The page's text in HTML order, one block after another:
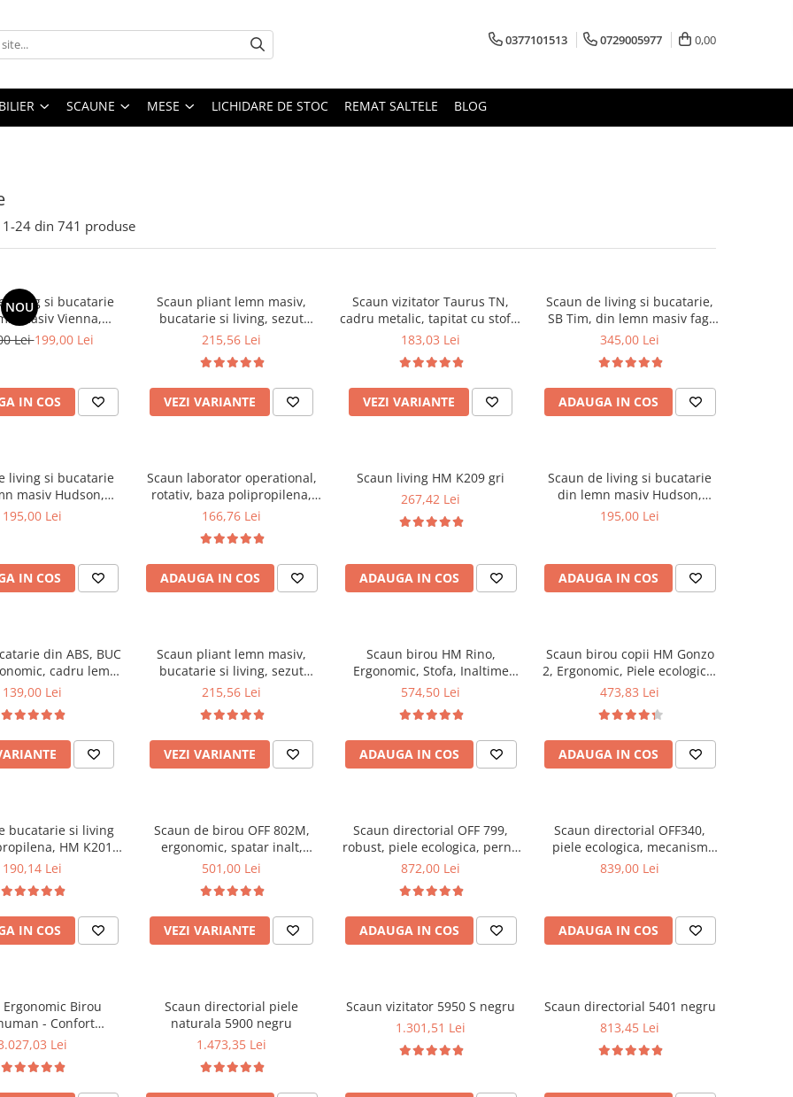
0377101513 0729005977 0,00
SCAUNE MESE LICHIDARE DE STOC REMAT SALTELE BLOG
1-24 din 741 produse
NOU
living si bucatarie
masiv Vienna,
stofa,100 kg,
Lei199,00 Lei
IN COS
Scaun pliant lemn masiv,
bucatarie si living, sezut
tapitat cu piele ecologica, 100
215,56 Lei
VEZI VARIANTE
Scaun vizitator Taurus TN,
cadru metalic, tapitat cu stofa,
stivuibil, 120 kg, negru
183,03 Lei
VEZI VARIANTE
Scaun de living si bucatarie,
SB Tim, din lemn masiv fag,
tapiterie stofa, lacuit, 120 kg,
345,00 Lei
ADAUGA IN COS
living si bucatarie
masiv Hudson,
stofa,100 kg,
195,00 Lei
IN COS
Scaun laborator operational,
rotativ, baza polipropilena,
piele ecologica, inaltime
166,76 Lei
ADAUGA IN COS
Scaun living HM K209 gri
267,42 Lei
ADAUGA IN COS
Scaun de living si bucatarie
din lemn masiv Hudson,
tapiterie stofa,100 kg,
195,00 Lei
ADAUGA IN COS
din ABS, BUC
cadru lemn,
100 kg
139,00 Lei
Scaun pliant lemn masiv,
bucatarie si living, sezut
tapitat cu piele ecologica, 100
215,56 Lei
VEZI VARIANTE
Scaun birou HM Rino,
Ergonomic, Stofa, Inaltime
reglabila, Mecanism
cm, Gri
574,50 Lei
ADAUGA IN COS
Scaun birou copii HM Gonzo
2, Ergonomic, Piele ecologica,
Inaltime ajustabila, Mecanism
473,83 Lei
ADAUGA IN COS
bucatarie si living
HM K201,
baza lemn masiv,
100 kg, alb
190,14 Lei
IN COS
Scaun de birou OFF 802M,
ergonomic, spatar inalt,
mecanism balans, roti
501,00 Lei
VEZI VARIANTE
Scaun directorial OFF 799,
robust, piele ecologica, perne
duble, baza cromata,
872,00 Lei
ADAUGA IN COS
Scaun directorial OFF340,
piele ecologica, mecanism
balans, robust, rabatabil 180
839,00 Lei
ADAUGA IN COS
Ergonomic Birou
- Confort
Reglaje Inteligente
la Birou
Lei
Scaun directorial piele
naturala 5900 negru
1.473,35 Lei
Scaun vizitator 5950 S negru
1.301,51 Lei
Scaun directorial 5401 negru
813,45 Lei